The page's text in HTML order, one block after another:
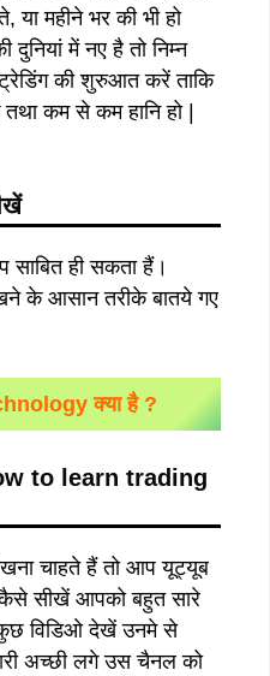
या महीने भर की भी हो
में नए है तो निम्न
की शुरुआत करें ताकि
कम से कम हानि हो |
ही सकता हैं।
के आसान तरीके बातये गए
क्या है ?
to learn trading
चाहते हैं तो आप यूट्यूब
सीखें आपको बहुत सारे
विडिओ देखें उनमे से
अच्छी लगे उस चैनल को